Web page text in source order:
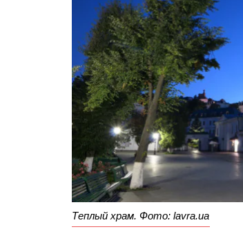
Теплый храм. Фото: lavra.ua